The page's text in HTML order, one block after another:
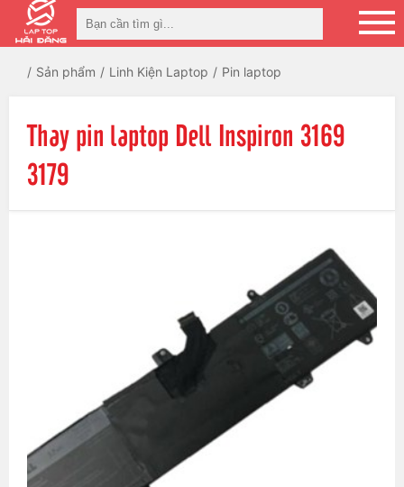
Sản phẩm Linh Kiện Laptop Pin laptop
Thay pin laptop Dell Inspiron 3169
3179